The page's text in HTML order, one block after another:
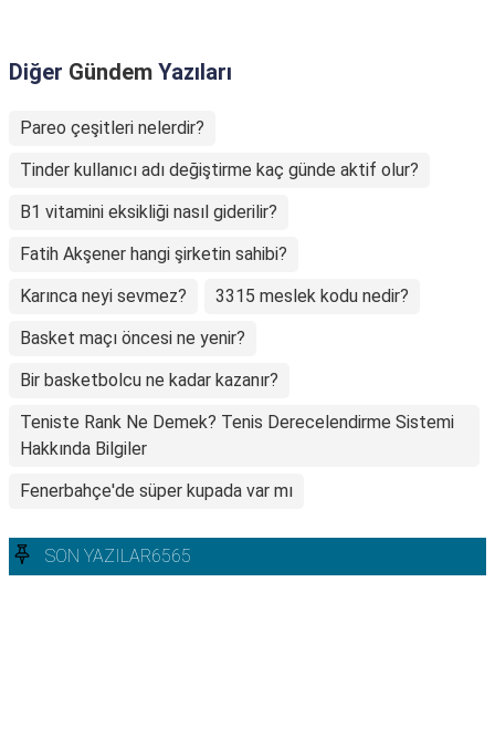
Diğer Gündem Yazıları
Pareo çeşitleri nelerdir?
Tinder kullanıcı adı değiştirme kaç günde aktif olur?
B1 vitamini eksikliği nasıl giderilir?
Fatih Akşener hangi şirketin sahibi?
Karınca neyi sevmez?
3315 meslek kodu nedir?
Basket maçı öncesi ne yenir?
Bir basketbolcu ne kadar kazanır?
Teniste Rank Ne Demek? Tenis Derecelendirme Sistemi
Hakkında Bilgiler
Fenerbahçe'de süper kupada var mı
SON YAZILAR6565